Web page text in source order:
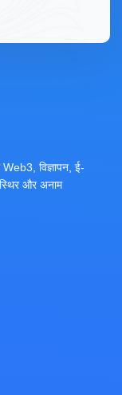
विज्ञापन, ई-
और अनाम